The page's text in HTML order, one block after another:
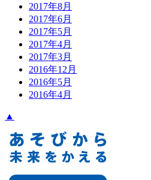
2017年8月
2017年6月
2017年5月
2017年4月
2017年3月
2016年12月
2016年5月
2016年4月
▲